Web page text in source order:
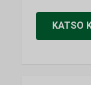
KATSO